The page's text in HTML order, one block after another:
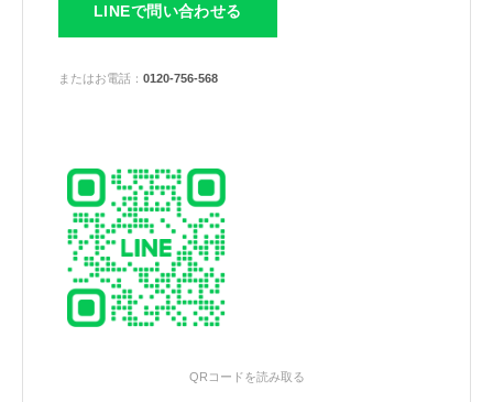
LINEで問い合わせる
またはお電話： 0120-756-568
QRコードを読み取る